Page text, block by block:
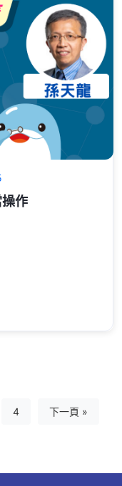
作
4 下一頁 »